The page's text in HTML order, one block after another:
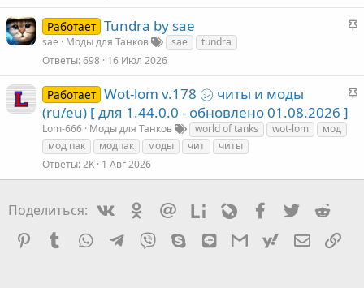
З
е
о
Работает Tundra by sae
sae Моды для Танков sae
tundra
Ответы 698 16 Июл 2026
З
п
Работает Wot-lom v.178 ㋛ читы и моды
(ru/eu) [ для 1.44.0.0 - обновлено 01.08.2026 ]
Lom-666 Моды для Танков world of tanks wot-lom
мод
мод пак
модпак моды чит
читы
Ответы 2K 1 Авг 2026
Поделиться: VkontakteOdnoklassniki
Mail.ruLiveinternetLivejournalFacebook
Twitter
Pinterest
Tumblr WhatsAppTelegram
Viber Skype LineGmailyahoomail